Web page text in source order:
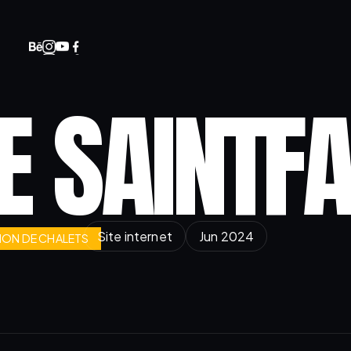
DE CHALETS Site internet Jun 2024